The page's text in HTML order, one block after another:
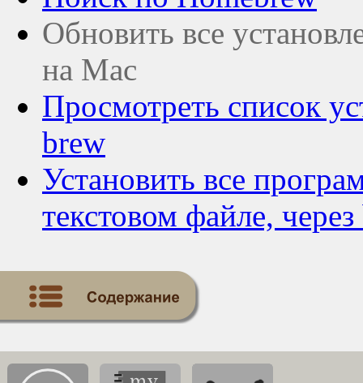
Обновить все
на Mac
Просмотреть список
brew
Установить все
текстовом файле,